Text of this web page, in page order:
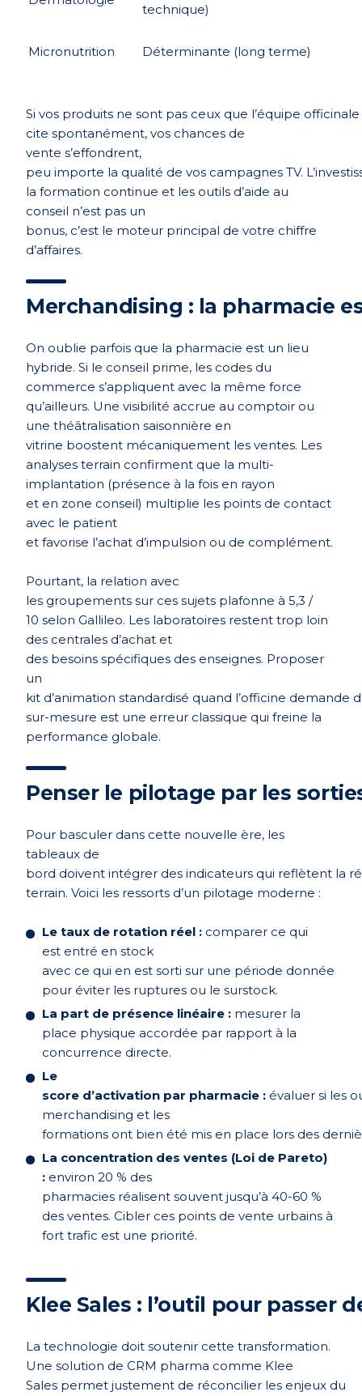
technique)
Micronutrition Déterminante (long terme)
Si vos produits ne sont pas ceux que l’équipe officinale
cite spontanément, vos chances de
vente s’effondrent,
peu importe la qualité de vos campagnes TV.
la formation continue et les outils d’aide au
conseil n’est pas un
bonus, c’est le moteur principal de votre chiffre
d’affaires.
Merchandising : la pharmacie
On oublie parfois que la pharmacie est un lieu
hybride. Si le conseil prime, les codes du
commerce s’appliquent avec la même force
qu’ailleurs. Une visibilité accrue au comptoir ou
une théâtralisation saisonnière en
vitrine boostent mécaniquement les ventes. Les
analyses terrain confirment que la multi-
implantation (présence à la fois en rayon
et en zone conseil) multiplie les points de contact
avec le patient
et favorise l’achat d’impulsion ou de complément.
Pourtant, la relation avec
les groupements sur ces sujets plafonne à 5,3 /
10 selon Gallileo. Les laboratoires restent trop loin
des centrales d’achat et
des besoins spécifiques des enseignes. Proposer
un
kit d’animation standardisé quand l’officine demande
sur-mesure est une erreur classique qui freine la
performance globale.
Penserle pilotage parles
Pour basculer dans cette nouvelle ère, les
tableaux de
bord doivent intégrer des indicateurs qui reflètent la
terrain. Voici les ressorts d’un pilotage moderne :
Le taux de rotation réel : comparer ce qui
est entré en stock
avec ce qui en est sorti sur une période donnée
pour éviter les ruptures ou le surstock.
La part de présence linéaire : mesurer la
place physique accordée par rapport à la
concurrence directe.
Le
score d’activation par pharmacie : évaluer si les
merchandising et les
formations ont bien été mis en place lors des derniè
La concentration des ventes (Loi de Pareto)
: environ 20 % des
pharmacies réalisent souvent jusqu’à 40-60 %
des ventes. Cibler ces points de vente urbains à
fort trafic est une priorité.
Klee Sales : l’outil pour passer
La technologie doit soutenir cette transformation.
Une solution de CRM pharma comme Klee
Sales permet justement de réconcilier les enjeux du